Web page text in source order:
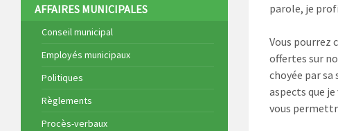
parole, je
Vous pourrez
offertes sur
choyée par
aspects que
vous
AFFAIRES MUNICIPALES
Conseil municipal
Employés municipaux
Politiques
Règlements
Procès-verbaux